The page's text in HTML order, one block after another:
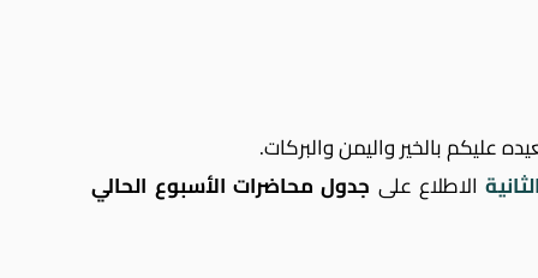
عليكم بالخير واليمن والبركات.
الاطلاع على جدول محاضرات الأسبوع الحالي